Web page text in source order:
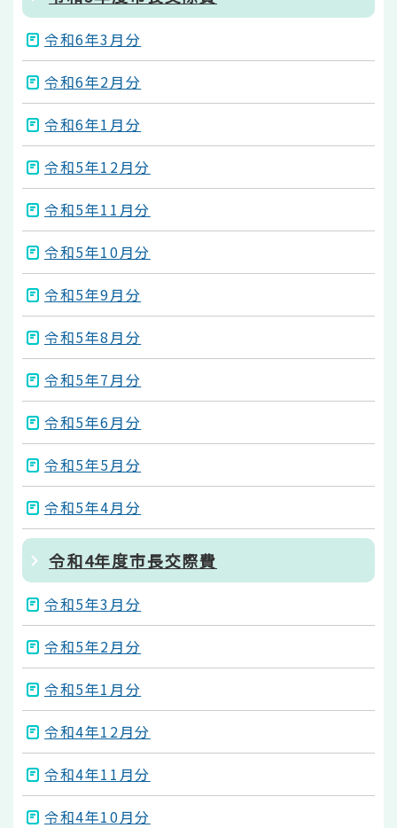
令和6年3月分
令和6年2月分
令和6年1月分
令和5年12月分
令和5年11月分
令和5年10月分
令和5年9月分
令和5年8月分
令和5年7月分
令和5年6月分
令和5年5月分
令和5年4月分
令和4年度市長交際費
令和5年3月分
令和5年2月分
令和5年1月分
令和4年12月分
令和4年11月分
令和4年10月分